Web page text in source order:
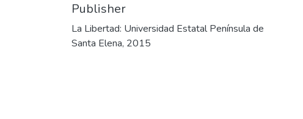
Publisher
La Libertad: Universidad Estatal Península de
Santa Elena, 2015